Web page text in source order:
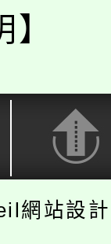
網站設